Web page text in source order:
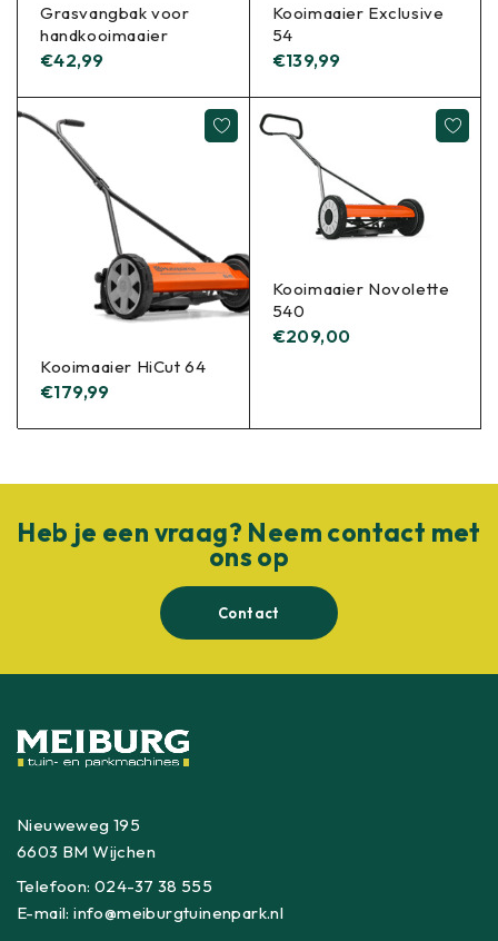
Grasvangbak voor
handkooimaaier
€42,99
Kooimaaier Exclusive
54
€139,99
Kooimaaier HiCut 64
€179,99
Kooimaaier Novolette
540
€209,00
Heb je een vraag? Neem contact met
ons op
Contact
Nieuweweg 195
6603 BM Wijchen
Telefoon:024-37 38 555
E-mail:info@meiburgtuinenpark.nl